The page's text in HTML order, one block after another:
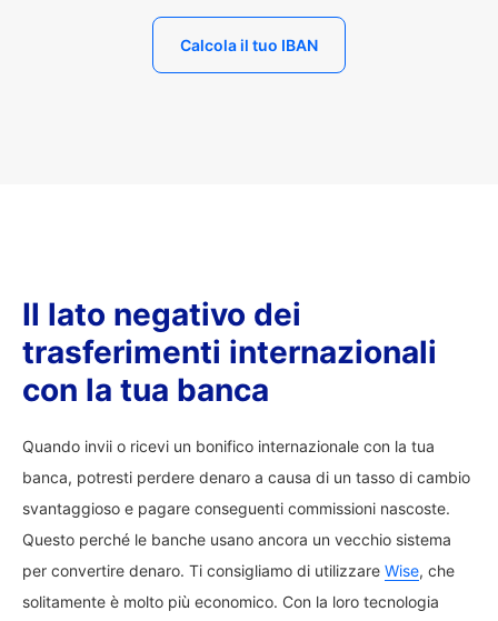
Calcola il tuo IBAN
Il lato negativo dei
trasferimenti internazionali
con la tua banca
Quando invii o ricevi un bonifico internazionale con la tua
banca, potresti perdere denaro a causa di un tasso di cambio
svantaggioso e pagare conseguenti commissioni nascoste.
Questo perché le banche usano ancora un vecchio sistema
per convertire denaro. Ti consigliamo di utilizzare Wise, che
solitamente è molto più economico. Con la loro tecnologia